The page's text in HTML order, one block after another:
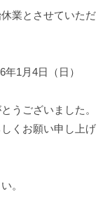
業とさせていただ
1月4日（日）
うございました。
くお願い申し上げ
。